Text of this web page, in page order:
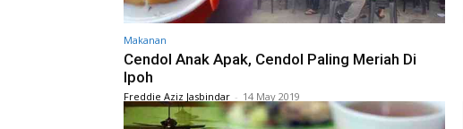
Makanan
Cendol Anak Apak, Cendol Paling Meriah Di
Ipoh
Freddie Aziz Jasbindar - 14 May 2019